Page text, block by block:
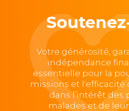
Votre générosité,
indépendance
essentielle pour la
missions et l'efficacité
dans l’intérêt des
malades et de